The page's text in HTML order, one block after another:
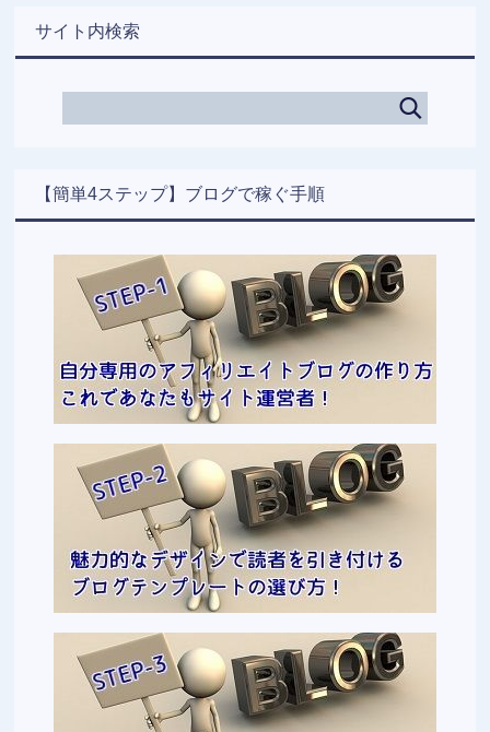
サイト内検索
【簡単4ステップ】ブログで稼ぐ手順